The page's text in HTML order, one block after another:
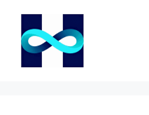
contenuto